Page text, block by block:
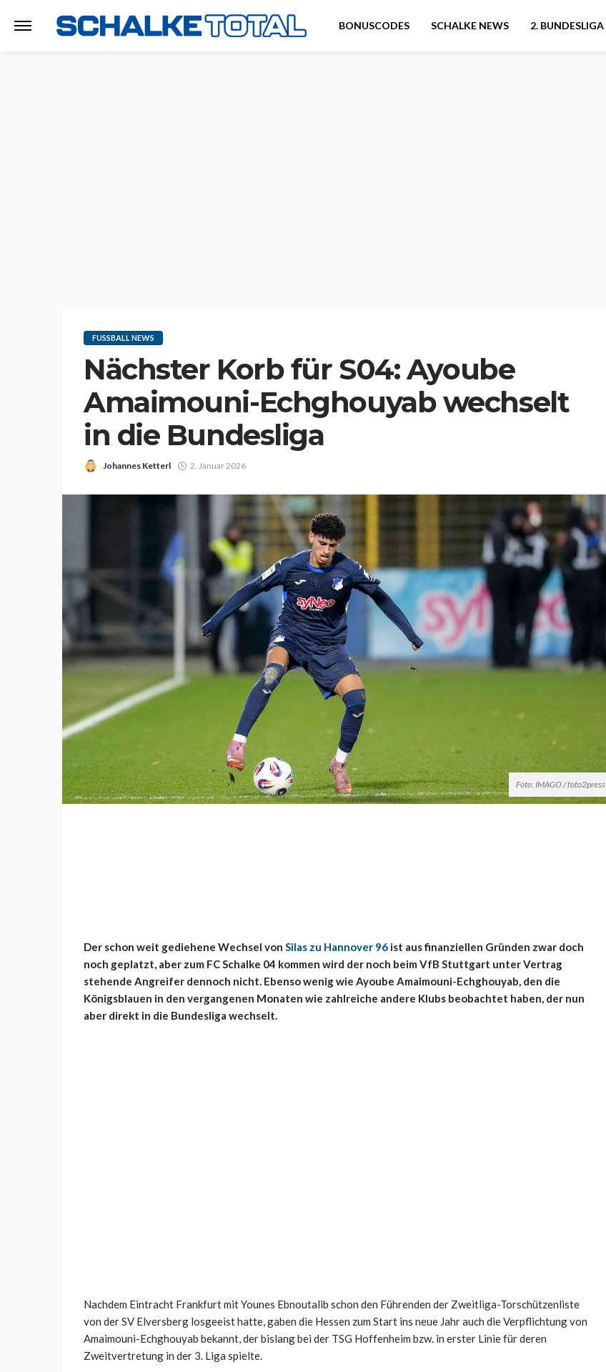
BONUSCODES SCHALKE NEWS 2. BUNDESLIGA
FUSSBALL NEWS
Nächster Korb für S04: Ayoube
Amaimouni-Echghouyab wechselt
in die Bundesliga
Johannes Ketterl 2. Januar 2026
Foto: IMAGO / foto2press
Der schon weit gediehene Wechsel von Silas zu Hannover 96 ist aus finanziellen Gründen zwar doch
noch geplatzt, aber zum FC Schalke 04 kommen wird der noch beim VfB Stuttgart unter Vertrag
stehende Angreifer dennoch nicht. Ebenso wenig wie Ayoube Amaimouni-Echghouyab, den die
Königsblauen in den vergangenen Monaten wie zahlreiche andere Klubs beobachtet haben, der nun
aber direkt in die Bundesliga wechselt.
Nachdem Eintracht Frankfurt mit Younes Ebnoutalib schon den Führenden der Zweitliga-Torschützenliste
von der SV Elversberg losgeeist hatte, gaben die Hessen zum Start ins neue Jahr auch die Verpflichtung von
Amaimouni-Echghouyab bekannt, der bislang bei der TSG Hoffenheim bzw. in erster Linie für deren
Zweitvertretung in der 3. Liga spielte.